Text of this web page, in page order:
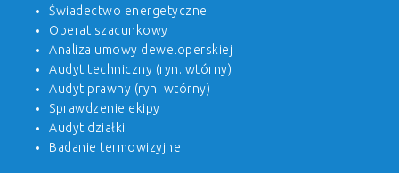
Świadectwo energetyczne
Operat szacunkowy
Analiza umowy deweloperskiej
Audyt techniczny (ryn. wtórny)
Audyt prawny (ryn. wtórny)
Sprawdzenie ekipy
Audyt działki
Badanie termowizyjne